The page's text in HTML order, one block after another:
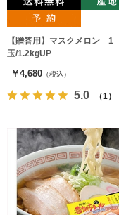
【贈答用】マスクメロン 1
玉/1.2kgUP
￥4,680 （税込）
5.0 （1）